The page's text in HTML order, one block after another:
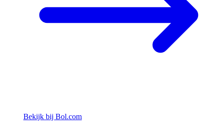
Bekijk bij Bol.com